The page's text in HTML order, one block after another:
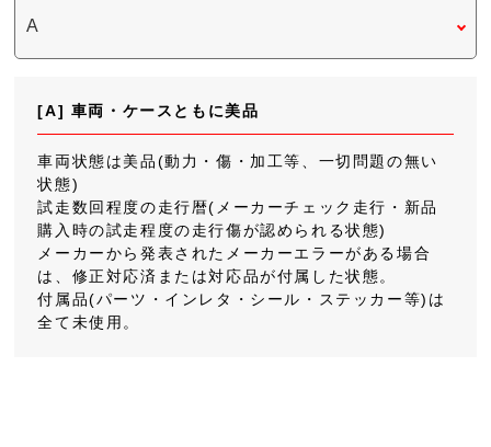
[A] 車両・ケースともに美品
車両状態は美品(動力・傷・加工等、一切問題の無い
状態)
試走数回程度の走行暦(メーカーチェック走行・新品
購入時の試走程度の走行傷が認められる状態)
メーカーから発表されたメーカーエラーがある場合
は、修正対応済または対応品が付属した状態。
付属品(パーツ・インレタ・シール・ステッカー等)は
全て未使用。